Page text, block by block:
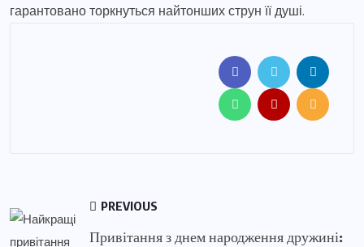
гарантовано торкнуться найтонших струн її душі.
PREVIOUS
Привітання з днем народження дружині: